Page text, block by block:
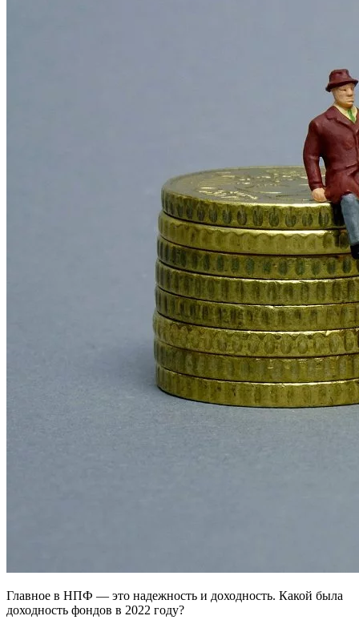
Главное в НПФ — это надежность и доходность. Какой была
доходность фондов в 2022 году?